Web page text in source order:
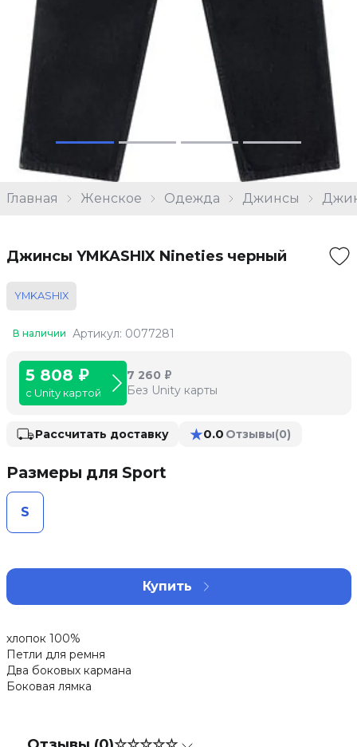
Главная Женское Одежда Джинсы
Джинсы YMKASHIX Nineties черный
YMKASHIX
В наличии Артикул: 0077281
5 808 ₽
с Unity картой
7 260 ₽
Без Unity карты
Рассчитать доставку ★0.0 Отзывы(0)
Размеры для Sport
S
Купить
хлопок 100%
Петли для ремня
Два боковых кармана
Боковая лямка